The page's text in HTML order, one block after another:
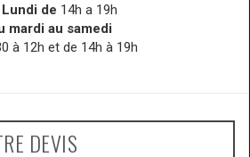
de 14h a 19h
mardi au samedi
à 12h et de 14h à 19h
DEVIS